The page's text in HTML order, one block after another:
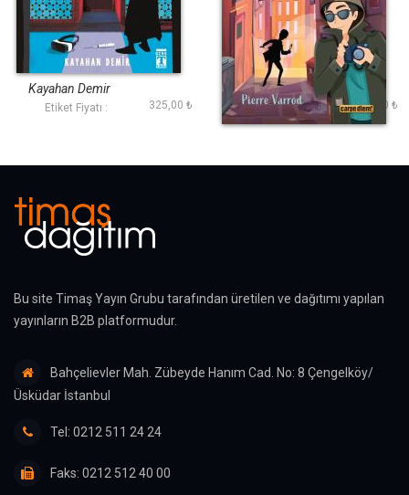
İstanbul Portresi
Kayahan Demir
Etiket Fiyatı : 325,00 ₺
Dedektif Ted-Hadi
Olayı Çöz!
Pierre Varrod
Etiket Fiyatı : 200,00 ₺
Bu site Timaş Yayın Grubu tarafından üretilen ve dağıtımı yapılan
yayınların B2B platformudur.
Bahçelievler Mah. Zübeyde Hanım Cad. No: 8 Çengelköy/
Üsküdar İstanbul
Tel: 0212 511 24 24
Faks: 0212 512 40 00